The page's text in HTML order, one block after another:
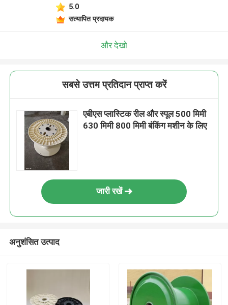
5.0
सत्यापित प्रदायक
और देखो
सबसे उत्तम प्रतिदान प्राप्त करें
एबीएस प्लास्टिक रील और स्पूल 500 मिमी
630 मिमी 800 मिमी बंकिंग मशीन के लिए
जारी रखें
अनुशंसित उत्पाद